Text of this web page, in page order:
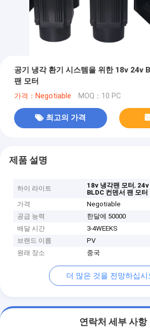
공기 냉각 환기 시스템을 위한 18v 24v
팬 모터
가격：Negotiable MOQ：10 PC
최고의 가격
제품 설명
하이 라이트 18v 냉각팬 모터, 24v
BLDC 컨덴서 팬 모터
가격
Negotiable
공급 능력
한달에 50000
배달 시간
3-4WEEKS
브랜드 이름
PV
원래 장소
중국
더 많은 것을 전망하십시
연락처 세부 사항